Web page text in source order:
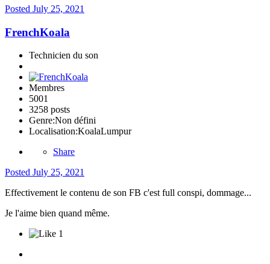
Posted July 25, 2021
FrenchKoala
Technicien du son
Membres
5001
3258 posts
Genre:Non défini
Localisation:KoalaLumpur
Share
Posted July 25, 2021
Effectivement le contenu de son FB c'est full conspi, dommage...
Je l'aime bien quand même.
1